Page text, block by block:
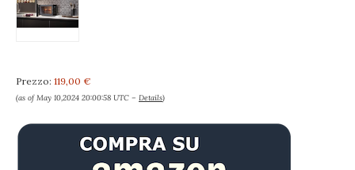
Prezzo: 119,00 €
(as of May 10,2024 20:00:58 UTC – Details)